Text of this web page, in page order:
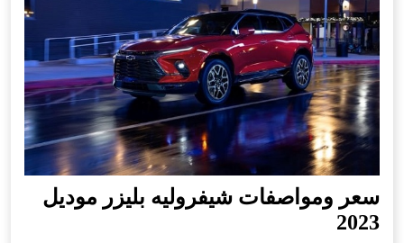
سعر ومواصفات شيفروليه بليزر موديل
2023